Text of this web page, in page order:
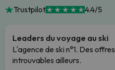
Trustpilot 4.4/5
Leaders du voyage au ski
L'agence de ski n°1. Des offres
introuvables ailleurs.